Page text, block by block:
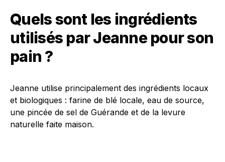
Quels sont les ingrédients
utilisés par Jeanne pour son
pain ?
Jeanne utilise principalement des ingrédients locaux
et biologiques : farine de blé locale, eau de source,
une pincée de sel de Guérande et de la levure
naturelle faite maison.